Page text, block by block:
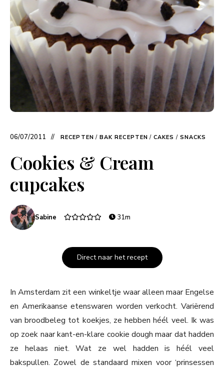
06/07/2011 RECEPTEN / BAK RECEPTEN / CAKES / SNACKS
Cookies & Cream
cupcakes
Sabine 31m
Direct naar het recept
In Amsterdam zit een winkeltje waar alleen maar Engelse
en Amerikaanse etenswaren worden verkocht. Variërend
van broodbeleg tot koekjes, ze hebben héél veel. Ik was
op zoek naar kant-en-klare cookie dough maar dat hadden
ze helaas niet. Wat ze wel hadden is héél veel
bakspullen. Zowel de standaard mixen voor ‘prinsessen